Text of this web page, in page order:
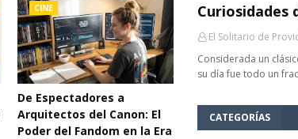
CINE
De Espectadores a
Arquitectos del Canon: El
Poder del Fandom en la Era
Curiosidades
El Solitario de
Considerada un
su día fue todo un
CATEGORÍAS